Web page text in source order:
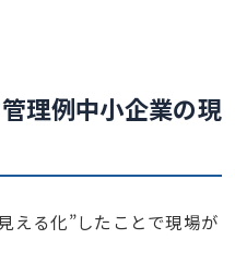
理例中小企業の現
える化”したことで現場が